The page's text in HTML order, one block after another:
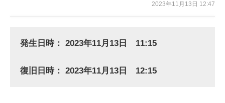
2023年11月13日 12:47
発生日時： 2023年11月13日 11:15
復旧日時： 2023年11月13日 12:15